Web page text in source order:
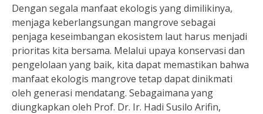
Dengan segala manfaat ekologis yang dimilikinya,
menjaga keberlangsungan mangrove sebagai
penjaga keseimbangan ekosistem laut harus menjadi
prioritas kita bersama. Melalui upaya konservasi dan
pengelolaan yang baik, kita dapat memastikan bahwa
manfaat ekologis mangrove tetap dapat dinikmati
oleh generasi mendatang. Sebagaimana yang
diungkapkan oleh Prof. Dr. Ir. Hadi Susilo Arifin,